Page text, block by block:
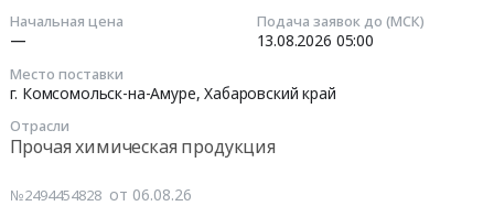
Начальная цена
—
Подача заявок до (МСК)
13.08.2026 05:00
Место поставки
г. Комсомольск-на-Амуре,Хабаровский край
Отрасли
Прочая химическая продукция
№2494454828 от 06.08.26